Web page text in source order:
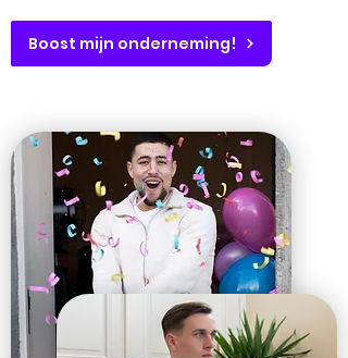
Boost mijn onderneming!